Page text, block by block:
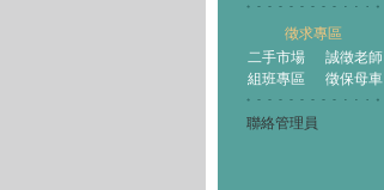
徵求專區
二手市場
誠徵老師
組班專區
徵保母車
聯絡管理員